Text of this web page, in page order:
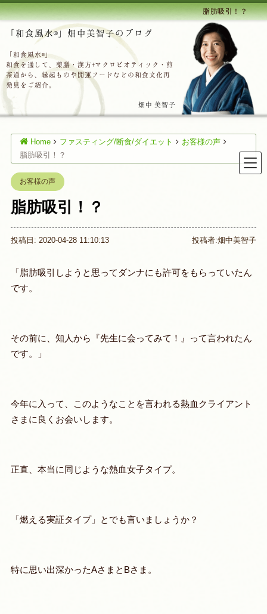
脂肪吸引！？
「和食風水®」畑中美智子のブログ
「和食風水®」
和食を通して、薬膳・漢方+マクロビオティック・煎
茶道から、縁起ものや開運フードなどの和食文化再
発見をご紹介。
畑中 美智子
Home ファスティング/断食/ダイエット
お客様の声
脂肪吸引！？
お客様の声
脂肪吸引！？
投稿日: 2020-04-28 11:10:13 投稿者:畑中美智子
「脂肪吸引しようと思ってダンナにも許可をもらっていたん
です。
その前に、知人から『先生に会ってみて！』って言われたん
です。」
今年に入って、このようなことを言われる熱血クライアント
さまに良くお会いします。
正直、本当に同じような熱血女子タイプ。
「燃える実証タイプ」とでも言いましょうか？
特に思い出深かったAさまとBさま。